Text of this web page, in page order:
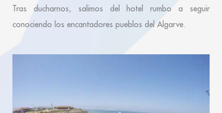
Tras ducharnos, salimos del hotel rumbo a seguir
conociendo los encantadores pueblos del Algarve.